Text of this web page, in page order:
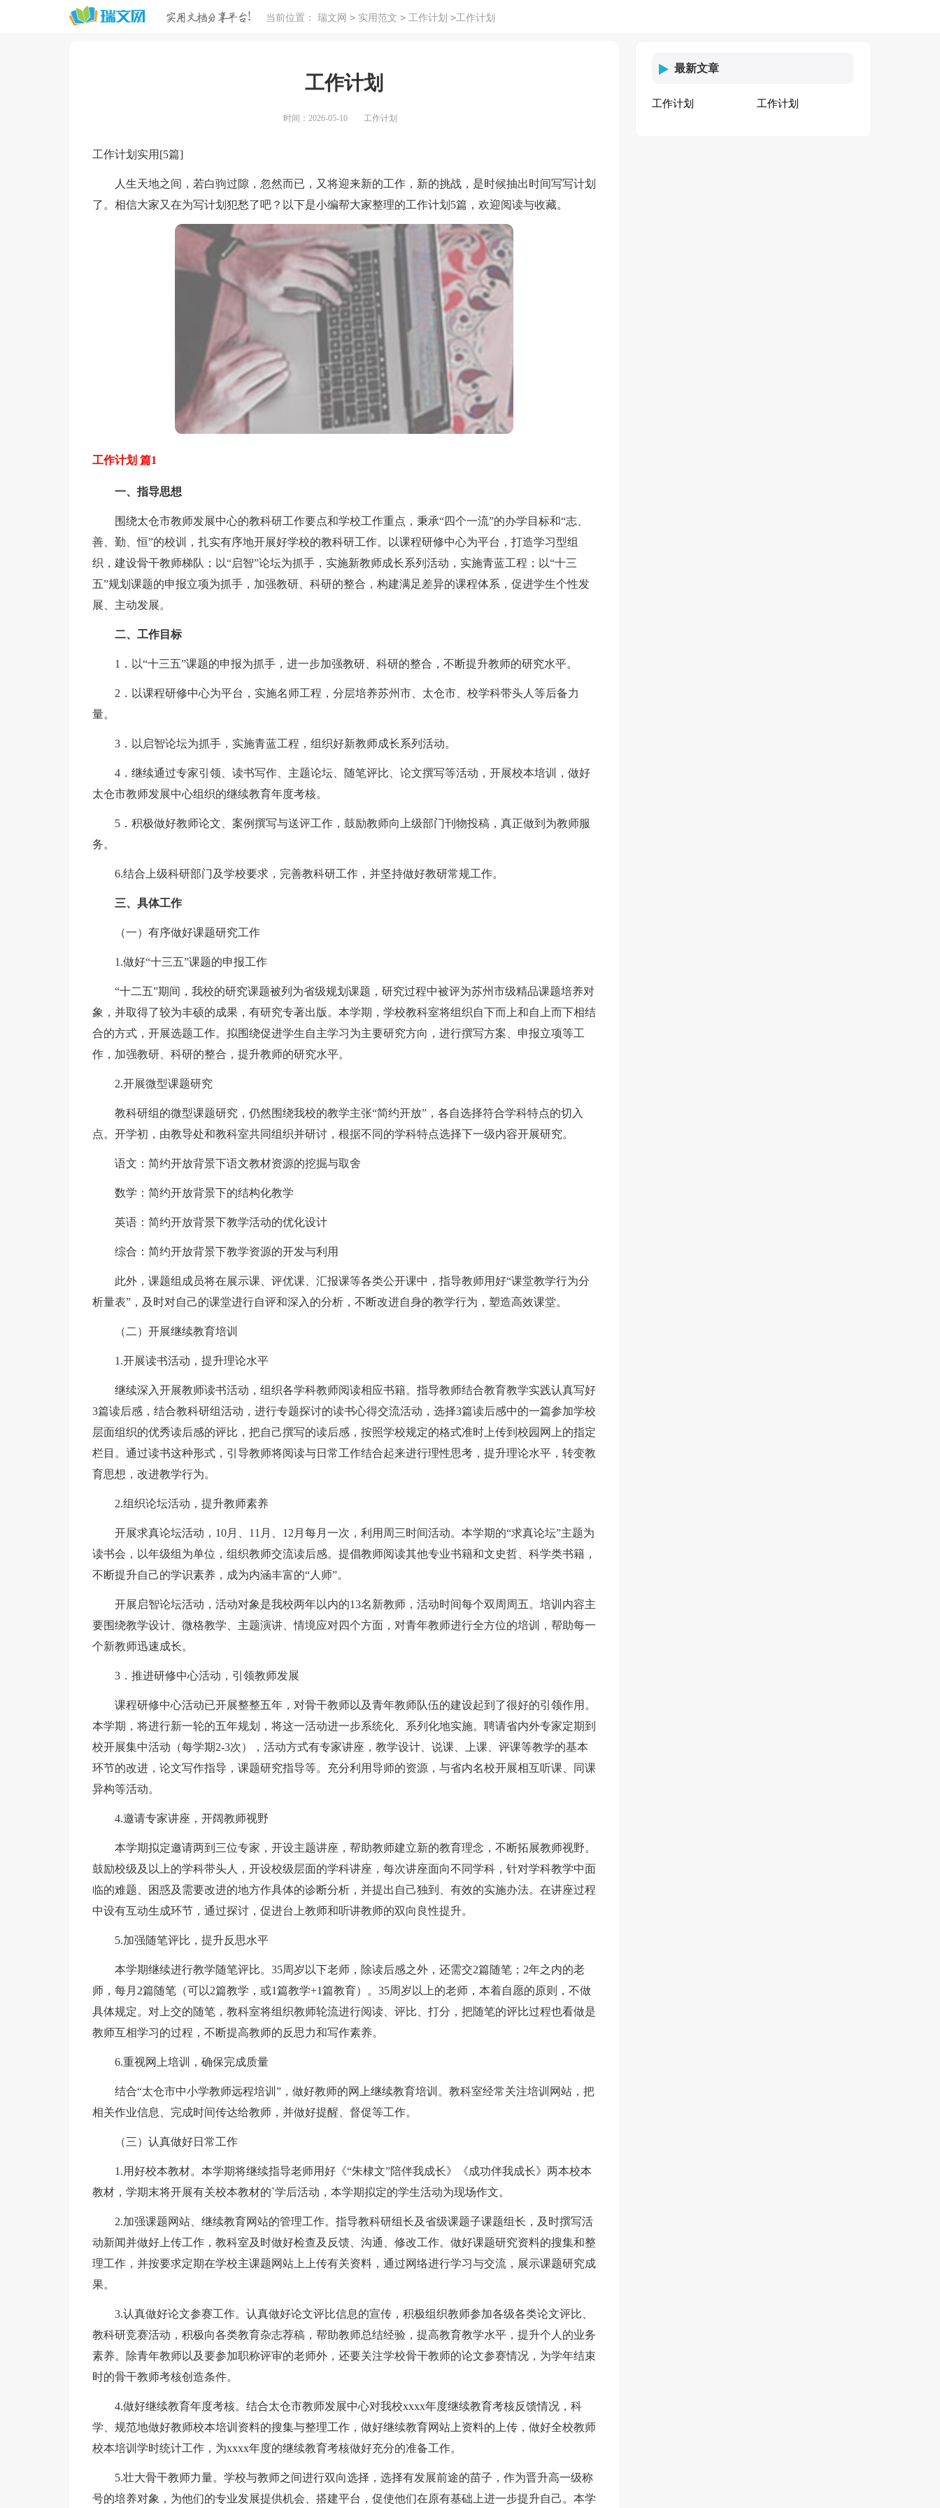
当前位置： 瑞文网 > 实用范文 > 工作计划 >工作计划
工作计划
时间：2026-05-10 工作计划
工作计划实用[5篇]
人生天地之间，若白驹过隙，忽然而已，又将迎来新的工作，新的挑战，是时候抽出时间写写计划
了。相信大家又在为写计划犯愁了吧？以下是小编帮大家整理的工作计划5篇，欢迎阅读与收藏。
工作计划 篇1
一、指导思想
围绕太仓市教师发展中心的教科研工作要点和学校工作重点，秉承“四个一流”的办学目标和“志、
善、勤、恒”的校训，扎实有序地开展好学校的教科研工作。以课程研修中心为平台，打造学习型组
织，建设骨干教师梯队；以“启智”论坛为抓手，实施新教师成长系列活动，实施青蓝工程；以“十三
五”规划课题的申报立项为抓手，加强教研、科研的整合，构建满足差异的课程体系，促进学生个性发
展、主动发展。
二、工作目标
1．以“十三五”课题的申报为抓手，进一步加强教研、科研的整合，不断提升教师的研究水平。
2．以课程研修中心为平台，实施名师工程，分层培养苏州市、太仓市、校学科带头人等后备力
量。
3．以启智论坛为抓手，实施青蓝工程，组织好新教师成长系列活动。
4．继续通过专家引领、读书写作、主题论坛、随笔评比、论文撰写等活动，开展校本培训，做好
太仓市教师发展中心组织的继续教育年度考核。
5．积极做好教师论文、案例撰写与送评工作，鼓励教师向上级部门刊物投稿，真正做到为教师服
务。
6.结合上级科研部门及学校要求，完善教科研工作，并坚持做好教研常规工作。
三、具体工作
（一）有序做好课题研究工作
1.做好“十三五”课题的申报工作
“十二五”期间，我校的研究课题被列为省级规划课题，研究过程中被评为苏州市级精品课题培养对
象，并取得了较为丰硕的成果，有研究专著出版。本学期，学校教科室将组织自下而上和自上而下相结
合的方式，开展选题工作。拟围绕促进学生自主学习为主要研究方向，进行撰写方案、申报立项等工
作，加强教研、科研的整合，提升教师的研究水平。
2.开展微型课题研究
教科研组的微型课题研究，仍然围绕我校的教学主张“简约开放”，各自选择符合学科特点的切入
点。开学初，由教导处和教科室共同组织并研讨，根据不同的学科特点选择下一级内容开展研究。
语文：简约开放背景下语文教材资源的挖掘与取舍
数学：简约开放背景下的结构化教学
英语：简约开放背景下教学活动的优化设计
综合：简约开放背景下教学资源的开发与利用
此外，课题组成员将在展示课、评优课、汇报课等各类公开课中，指导教师用好“课堂教学行为分
析量表”，及时对自己的课堂进行自评和深入的分析，不断改进自身的教学行为，塑造高效课堂。
（二）开展继续教育培训
1.开展读书活动，提升理论水平
继续深入开展教师读书活动，组织各学科教师阅读相应书籍。指导教师结合教育教学实践认真写好
3篇读后感，结合教科研组活动，进行专题探讨的读书心得交流活动，选择3篇读后感中的一篇参加学校
层面组织的优秀读后感的评比，把自己撰写的读后感，按照学校规定的格式准时上传到校园网上的指定
栏目。通过读书这种形式，引导教师将阅读与日常工作结合起来进行理性思考，提升理论水平，转变教
育思想，改进教学行为。
2.组织论坛活动，提升教师素养
开展求真论坛活动，10月、11月、12月每月一次，利用周三时间活动。本学期的“求真论坛”主题为
读书会，以年级组为单位，组织教师交流读后感。提倡教师阅读其他专业书籍和文史哲、科学类书籍，
不断提升自己的学识素养，成为内涵丰富的“人师”。
开展启智论坛活动，活动对象是我校两年以内的13名新教师，活动时间每个双周周五。培训内容主
要围绕教学设计、微格教学、主题演讲、情境应对四个方面，对青年教师进行全方位的培训，帮助每一
个新教师迅速成长。
3．推进研修中心活动，引领教师发展
课程研修中心活动已开展整整五年，对骨干教师以及青年教师队伍的建设起到了很好的引领作用。
本学期，将进行新一轮的五年规划，将这一活动进一步系统化、系列化地实施。聘请省内外专家定期到
校开展集中活动（每学期2-3次），活动方式有专家讲座，教学设计、说课、上课、评课等教学的基本
环节的改进，论文写作指导，课题研究指导等。充分利用导师的资源，与省内名校开展相互听课、同课
异构等活动。
4.邀请专家讲座，开阔教师视野
本学期拟定邀请两到三位专家，开设主题讲座，帮助教师建立新的教育理念，不断拓展教师视野。
鼓励校级及以上的学科带头人，开设校级层面的学科讲座，每次讲座面向不同学科，针对学科教学中面
临的难题、困惑及需要改进的地方作具体的诊断分析，并提出自己独到、有效的实施办法。在讲座过程
中设有互动生成环节，通过探讨，促进台上教师和听讲教师的双向良性提升。
5.加强随笔评比，提升反思水平
本学期继续进行教学随笔评比。35周岁以下老师，除读后感之外，还需交2篇随笔；2年之内的老
师，每月2篇随笔（可以2篇教学，或1篇教学+1篇教育）。35周岁以上的老师，本着自愿的原则，不做
具体规定。对上交的随笔，教科室将组织教师轮流进行阅读、评比、打分，把随笔的评比过程也看做是
教师互相学习的过程，不断提高教师的反思力和写作素养。
6.重视网上培训，确保完成质量
结合“太仓市中小学教师远程培训”，做好教师的网上继续教育培训。教科室经常关注培训网站，把
相关作业信息、完成时间传达给教师，并做好提醒、督促等工作。
（三）认真做好日常工作
1.用好校本教材。本学期将继续指导老师用好《“朱棣文”陪伴我成长》《成功伴我成长》两本校本
教材，学期末将开展有关校本教材的`学后活动，本学期拟定的学生活动为现场作文。
2.加强课题网站、继续教育网站的管理工作。指导教科研组长及省级课题子课题组长，及时撰写活
动新闻并做好上传工作，教科室及时做好检查及反馈、沟通、修改工作。做好课题研究资料的搜集和整
理工作，并按要求定期在学校主课题网站上上传有关资料，通过网络进行学习与交流，展示课题研究成
果。
3.认真做好论文参赛工作。认真做好论文评比信息的宣传，积极组织教师参加各级各类论文评比、
教科研竞赛活动，积极向各类教育杂志荐稿，帮助教师总结经验，提高教育教学水平，提升个人的业务
素养。除青年教师以及要参加职称评审的老师外，还要关注学校骨干教师的论文参赛情况，为学年结束
时的骨干教师考核创造条件。
4.做好继续教育年度考核。结合太仓市教师发展中心对我校xxxx年度继续教育考核反馈情况，科
学、规范地做好教师校本培训资料的搜集与整理工作，做好继续教育网站上资料的上传，做好全校教师
校本培训学时统计工作，为xxxx年度的继续教育考核做好充分的准备工作。
5.壮大骨干教师力量。学校与教师之间进行双向选择，选择有发展前途的苗子，作为晋升高一级称
号的培养对象，为他们的专业发展提供机会、搭建平台，促使他们在原有基础上进一步提升自己。本学
最新文章
工作计划 工作计划